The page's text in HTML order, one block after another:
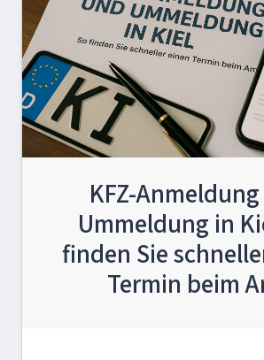
KFZ-
Ummeldung in
finden Sie
Termin beim